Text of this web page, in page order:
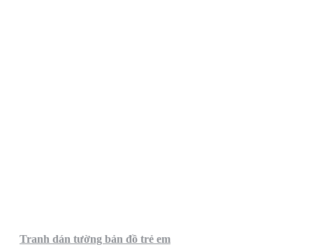
Tranh dán tường bản đồ trẻ em